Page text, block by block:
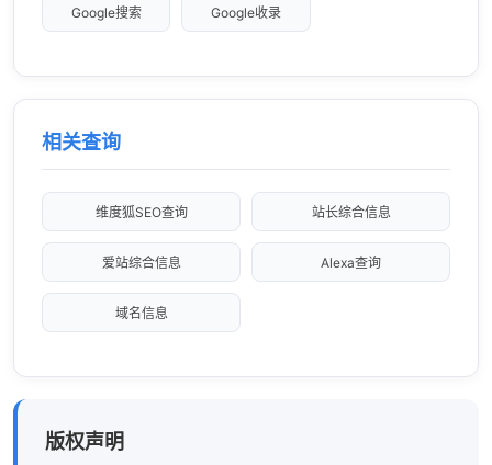
Google搜索 Google收录
相关查询
维度狐SEO查询 站长综合信息
爱站综合信息 Alexa查询
域名信息
版权声明